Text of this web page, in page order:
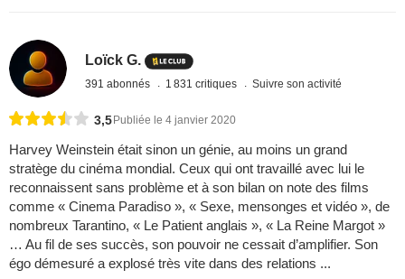
Loïck G.
391 abonnés 1 831 critiques Suivre son activité
3,5 Publiée le 4 janvier 2020
Harvey Weinstein était sinon un génie, au moins un grand
stratège du cinéma mondial. Ceux qui ont travaillé avec lui le
reconnaissent sans problème et à son bilan on note des films
comme « Cinema Paradiso », « Sexe, mensonges et vidéo », de
nombreux Tarantino, « Le Patient anglais », « La Reine Margot »
… Au fil de ses succès, son pouvoir ne cessait d’amplifier. Son
égo démesuré a explosé très vite dans des relations ...